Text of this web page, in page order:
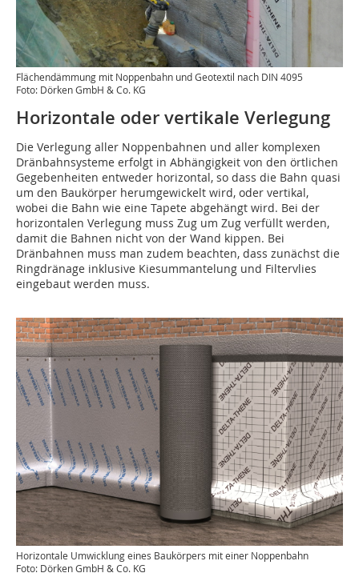
Flächendämmung mit Noppenbahn und Geotextil nach DIN 4095
Foto: Dörken GmbH & Co. KG
Horizontale oder vertikale Verlegung
Die Verlegung aller Noppenbahnen und aller komplexen
Dränbahnsysteme erfolgt in Abhängigkeit von den örtlichen
Gegebenheiten entweder horizontal, so dass die Bahn quasi
um den Baukörper herumgewickelt wird, oder vertikal,
wobei die Bahn wie eine Tapete abgehängt wird. Bei der
horizontalen Verlegung muss Zug um Zug verfüllt werden,
damit die Bahnen nicht von der Wand kippen. Bei
Dränbahnen muss man zudem beachten, dass zunächst die
Ringdränage inklusive Kiesummantelung und Filtervlies
eingebaut werden muss.
Horizontale Umwicklung eines Baukörpers mit einer Noppenbahn
Foto: Dörken GmbH & Co. KG